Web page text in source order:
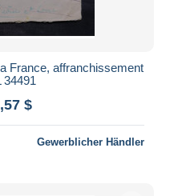
France, affranchissement
34491
$
Gewerblicher Händler